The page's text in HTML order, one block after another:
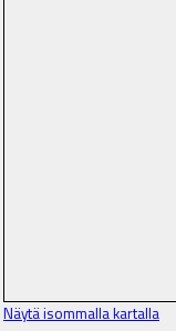
Näytä isommalla kartalla